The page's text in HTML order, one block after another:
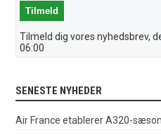
Tilmeld dig vores nyhedsbrev,
06:00
SENESTE NYHEDER
Air France etablerer A320-